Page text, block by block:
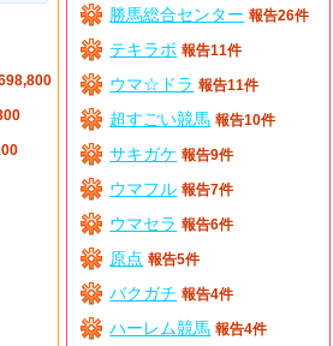
勝馬総合センター 報告26件
テキラボ 報告11件
ウマ☆ドラ 報告11件
超すごい競馬 報告10件
サキガケ 報告9件
ウマフル 報告7件
ウマセラ 報告6件
原点 報告5件
バクガチ 報告4件
ハーレム競馬 報告4件